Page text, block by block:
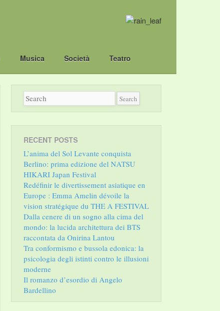
Musica Società Teatro
RECENT POSTS
L’anima del Sol Levante conquista
Berlino: prima edizione del NATSU
HIKARI Japan Festival
Redéfinir le divertissement asiatique en
Europe : Emma Amelin dévoile la
vision stratégique du THE A FESTIVAL
Dalla cenere di un sogno alla cima del
mondo: la lucida architettura dei BTS
raccontata da Onirina Lantou
Tra conformismo e bussola edonica: la
psicologia degli istinti contro le illusioni
moderne
Il romanzo d’esordio di Angelo
Bardellino